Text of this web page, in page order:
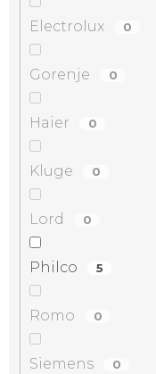
Electrolux 0
Gorenje 0
Haier 0
Kluge 0
Lord 0
Philco 5
Romo 0
Siemens 0